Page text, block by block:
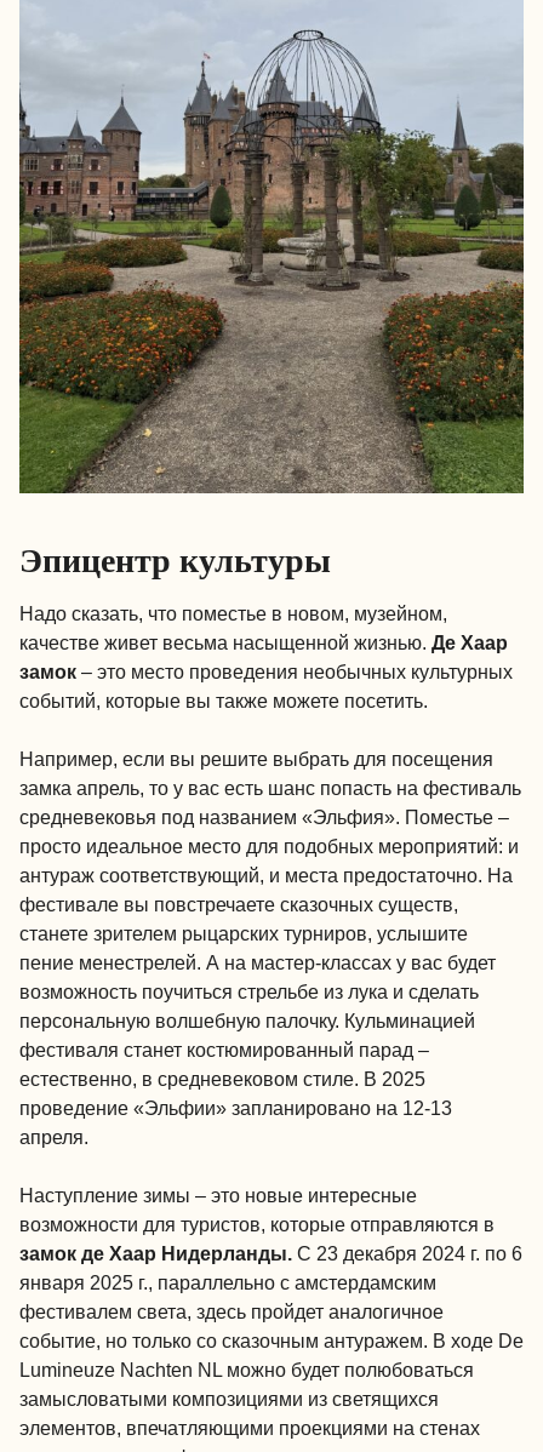
Эпицентр культуры
Надо сказать, что поместье в новом, музейном,
качестве живет весьма насыщенной жизнью. Де Хаар
замок – это место проведения необычных культурных
событий, которые вы также можете посетить.
Например, если вы решите выбрать для посещения
замка апрель, то у вас есть шанс попасть на фестиваль
средневековья под названием «Эльфия». Поместье –
просто идеальное место для подобных мероприятий: и
антураж соответствующий, и места предостаточно. На
фестивале вы повстречаете сказочных существ,
станете зрителем рыцарских турниров, услышите
пение менестрелей. А на мастер-классах у вас будет
возможность поучиться стрельбе из лука и сделать
персональную волшебную палочку. Кульминацией
фестиваля станет костюмированный парад –
естественно, в средневековом стиле. В 2025
проведение «Эльфии» запланировано на 12-13
апреля.
Наступление зимы – это новые интересные
возможности для туристов, которые отправляются в
замок де Хаар Нидерланды. С 23 декабря 2024 г. по 6
января 2025 г., параллельно с амстердамским
фестивалем света, здесь пройдет аналогичное
событие, но только со сказочным антуражем. В ходе De
Lumineuze Nachten NL можно будет полюбоваться
замысловатыми композициями из светящихся
элементов, впечатляющими проекциями на стенах